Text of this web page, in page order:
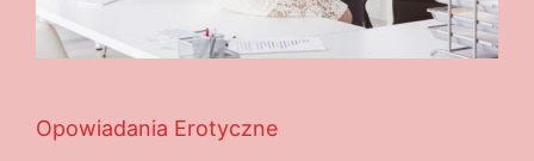
Opowiadania Erotyczne